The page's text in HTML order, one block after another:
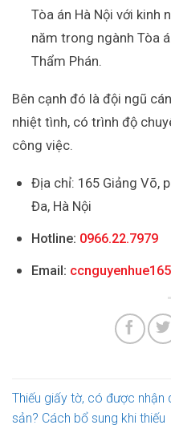
Tòa án Hà Nội với kinh
năm trong ngành Tòa
Thẩm Phán.
Bên cạnh đó là đội ngũ
nhiệt tình, có trình độ
công việc.
Địa chỉ: 165 Giảng Võ,
Đa, Hà Nội
Hotline: 0966.22.7979
Email:
Thiếu giấy tờ, có được nhận
sản? Cách bổ sung khi thiếu